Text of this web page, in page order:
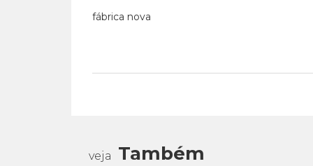
fábrica nova
veja Também